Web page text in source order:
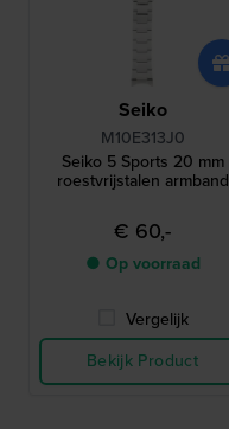
Seiko
M10E313J0
Seiko 5 Sports 20 mm
roestvrijstalen armband
€ 60,-
● Op voorraad
Vergelijk
Bekijk Product